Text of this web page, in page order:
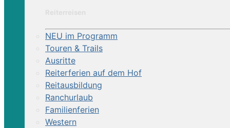
NEU im Programm
Touren & Trails
Ausritte
Reiterferien auf dem Hof
Reitausbildung
Ranchurlaub
Familienferien
Western